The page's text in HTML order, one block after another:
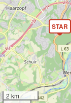
STAR
2 km